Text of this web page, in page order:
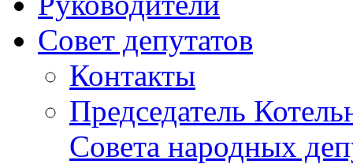
Совет депутатов
Контакты
Председатель
Совета народных